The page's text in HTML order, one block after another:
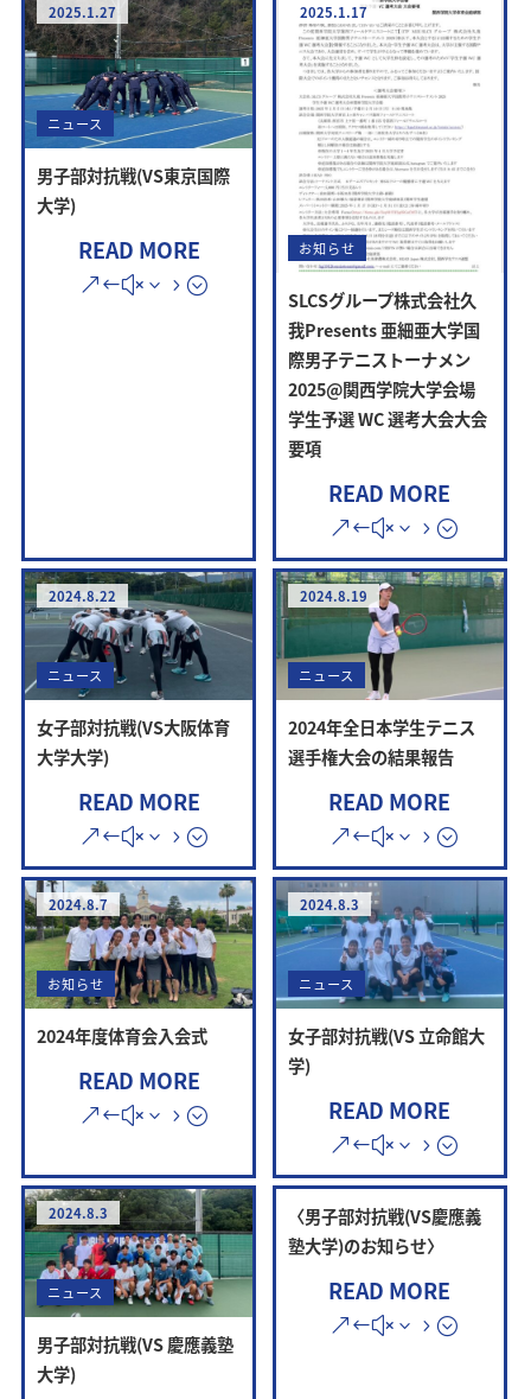
2025.1.27
ニュース
男子部対抗戦(VS東京国際
大学)
READ MORE
2025.1.17
お知らせ
SLCSグループ株式会社久
我Presents 亜細亜大学国
際男子テニストーナメン
2025@関西学院大学会場
学生予選 WC 選考大会大会
要項
READ MORE
2024.8.22
ニュース
女子部対抗戦(VS大阪体育
大学大学)
READ MORE
2024.8.19
ニュース
2024年全日本学生テニス
選手権大会の結果報告
READ MORE
2024.8.7
お知らせ
2024年度体育会入会式
READ MORE
2024.8.3
ニュース
女子部対抗戦(VS 立命館大
学)
READ MORE
2024.8.3
ニュース
男子部対抗戦(VS 慶應義塾
大学)
〈男子部対抗戦(VS慶應義
塾大学)のお知らせ〉
READ MORE